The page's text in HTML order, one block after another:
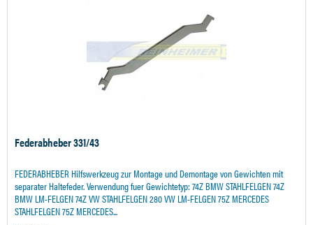
Federabheber 331/43
FEDERABHEBER Hilfswerkzeug zur Montage und Demontage von Gewichten mit
separater Haltefeder. Verwendung fuer Gewichtetyp: 74Z BMW STAHLFELGEN 74Z
BMW LM-FELGEN 74Z VW STAHLFELGEN 280 VW LM-FELGEN 75Z MERCEDES
STAHLFELGEN 75Z MERCEDES...